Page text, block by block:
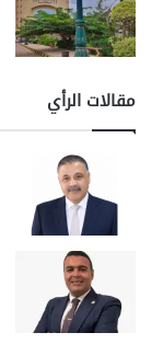
مقالات الرأي